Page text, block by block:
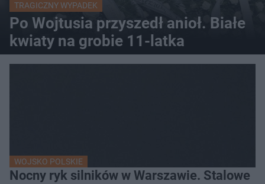
TRAGICZNY WYPADEK
Po Wojtusia przyszedł anioł. Białe
kwiaty na grobie 11-latka
WOJSKO POLSKIE
Nocny ryk silników w Warszawie. Stalowe